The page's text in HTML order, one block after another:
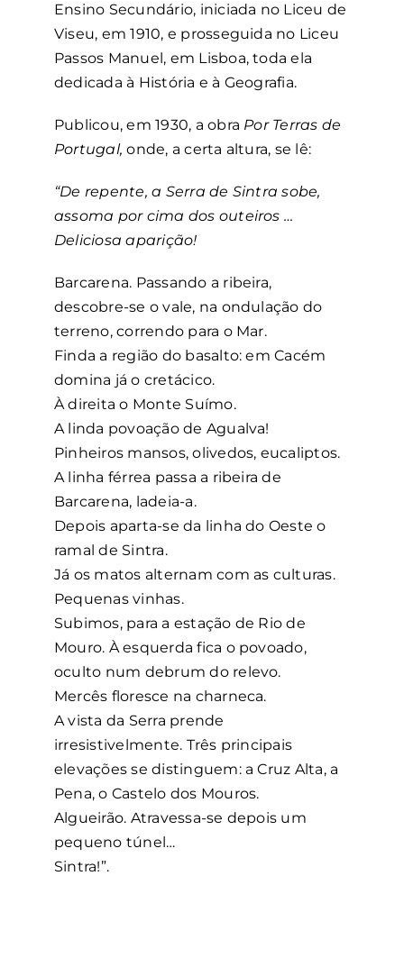
Francisco dos Santos
José Gomes Ferreira
José Lopes de Oliveira
Júlia de Azevedo Leal da Câmara
Maria de Lourdes Carvalho Faria
Marques Ribeiro
Rogério Humberto Alves Machado de Souza
Tomás Júlio Leal da Câmara
Padre Alberto Neto
Ensino Secundário, iniciada no Liceu de
Viseu, em 1910, e prosseguida no Liceu
Passos Manuel, em Lisboa, toda ela
dedicada à História e à Geografia.
Publicou, em 1930, a obra Por Terras de
Portugal, onde, a certa altura, se lê:
“De repente, a Serra de Sintra sobe,
assoma por cima dos outeiros …
Deliciosa aparição!
Barcarena. Passando a ribeira,
descobre-se o vale, na ondulação do
terreno, correndo para o Mar.
Finda a região do basalto: em Cacém
domina já o cretácico.
À direita o Monte Suímo.
A linda povoação de Agualva!
Pinheiros mansos, olivedos, eucaliptos.
A linha férrea passa a ribeira de
Barcarena, ladeia-a.
Depois aparta-se da linha do Oeste o
ramal de Sintra.
Já os matos alternam com as culturas.
Pequenas vinhas.
Subimos, para a estação de Rio de
Mouro. À esquerda fica o povoado,
oculto num debrum do relevo.
Mercês floresce na charneca.
A vista da Serra prende
irresistivelmente. Três principais
elevações se distinguem: a Cruz Alta, a
Pena, o Castelo dos Mouros.
Algueirão. Atravessa-se depois um
pequeno túnel…
Sintra!”.